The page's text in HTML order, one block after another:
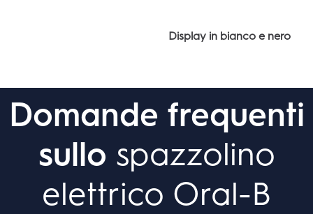
Display in bianco e nero
Domande frequenti
sullo spazzolino
elettrico Oral-B